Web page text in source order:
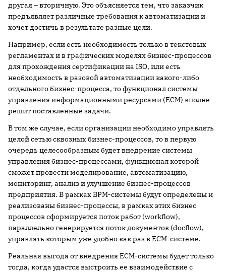
другая – вторичную. Это объясняется тем, что заказчик
предъявляет различные требования к автоматизации и
хочет достичь в результате разные цели.
Например, если есть необходимость только в текстовых
регламентах и в графических моделях бизнес-процессов
для прохождения сертификации на ISO, или есть
необходимость в разовой автоматизации какого-либо
отдельного бизнес-процесса, то функционал системы
управления информационными ресурсами (ECM) вполне
решит поставленные задачи.
В том же случае, если организации необходимо управлять
целой сетью сквозных бизнес-процессов, то в первую
очередь целесообразным будет внедрение системы
управления бизнес-процессами, функционал которой
сможет провести моделирование, автоматизацию,
мониторинг, анализ и улучшение бизнес-процессов
предприятия. В рамках BPM-системы будут определены и
реализованы бизнес-процессы, в рамках этих бизнес
процессов сформируется поток работ (workflow),
параллельно генерируется поток документов (docflow),
управлять которым уже удобно как раз в ECM-системе.
Реальная выгода от внедрения ECM-системы будет только
тогда, когда удастся выстроить ее взаимодействие с